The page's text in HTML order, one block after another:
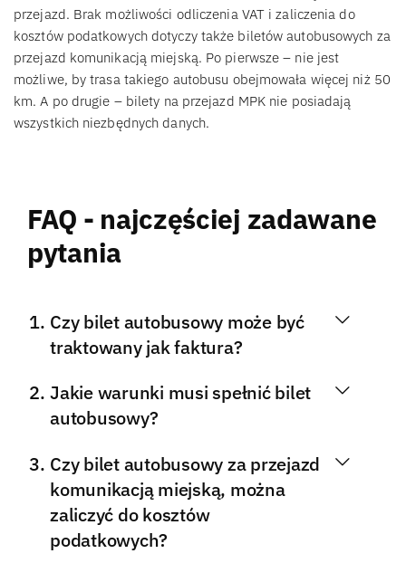
przejazd. Brak możliwości odliczenia VAT i zaliczenia do
kosztów podatkowych dotyczy także biletów autobusowych za
przejazd komunikacją miejską. Po pierwsze – nie jest
możliwe, by trasa takiego autobusu obejmowała więcej niż 50
km. A po drugie – bilety na przejazd MPK nie posiadają
wszystkich niezbędnych danych.
FAQ - najczęściej zadawane
pytania
Czy bilet autobusowy może być
traktowany jak faktura?
Jakie warunki musi spełnić bilet
autobusowy?
Czy bilet autobusowy za przejazd
komunikacją miejską, można
zaliczyć do kosztów
podatkowych?